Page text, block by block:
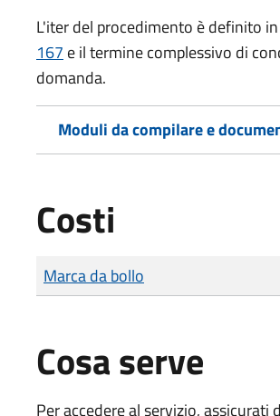
L'iter del procedimento è definito
167 e il termine complessivo di
domanda.
Moduli da compilare e
Costi
Tipo di pagamento
Importo
Marca da bollo
Cosa serve
Per accedere al servizio, assicurati